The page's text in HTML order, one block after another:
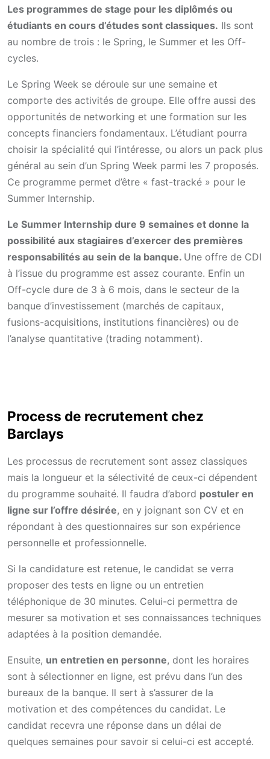
Les programmes de stage pour les diplômés ou
étudiants en cours d’études sont classiques. Ils sont
au nombre de trois : le Spring, le Summer et les Off-
cycles.
Le Spring Week se déroule sur une semaine et
comporte des activités de groupe. Elle offre aussi des
opportunités de networking et une formation sur les
concepts financiers fondamentaux. L’étudiant pourra
choisir la spécialité qui l’intéresse, ou alors un pack plus
général au sein d’un Spring Week parmi les 7 proposés.
Ce programme permet d’être « fast-tracké » pour le
Summer Internship.
Le Summer Internship dure 9 semaines et donne la
possibilité aux stagiaires d’exercer des premières
responsabilités au sein de la banque. Une offre de CDI
à l’issue du programme est assez courante. Enfin un
Off-cycle dure de 3 à 6 mois, dans le secteur de la
banque d’investissement (marchés de capitaux,
fusions-acquisitions, institutions financières) ou de
l’analyse quantitative (trading notamment).
Process de recrutement chez
Barclays
Les processus de recrutement sont assez classiques
mais la longueur et la sélectivité de ceux-ci dépendent
du programme souhaité. Il faudra d’abord postuler en
ligne sur l’offre désirée, en y joignant son CV et en
répondant à des questionnaires sur son expérience
personnelle et professionnelle.
Si la candidature est retenue, le candidat se verra
proposer des tests en ligne ou un entretien
téléphonique de 30 minutes. Celui-ci permettra de
mesurer sa motivation et ses connaissances techniques
adaptées à la position demandée.
Ensuite, un entretien en personne, dont les horaires
sont à sélectionner en ligne, est prévu dans l’un des
bureaux de la banque. Il sert à s’assurer de la
motivation et des compétences du candidat. Le
candidat recevra une réponse dans un délai de
quelques semaines pour savoir si celui-ci est accepté.